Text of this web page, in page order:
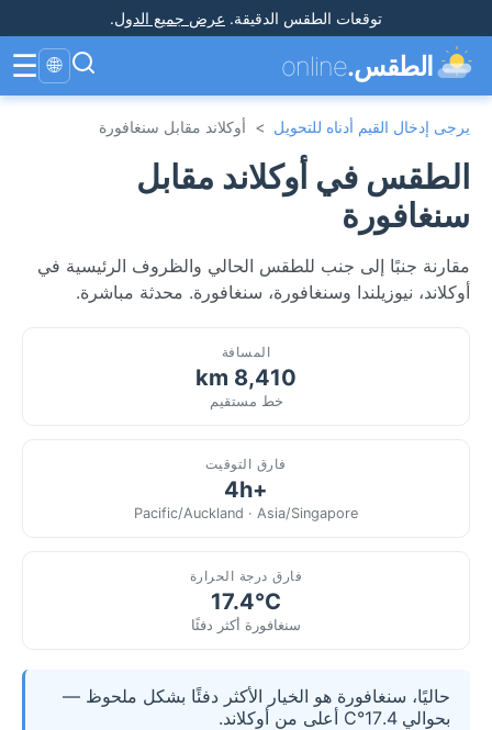
توقعات الطقس الدقيقة. عرض جميع الدول.
الطقس.online
🌐
☰
يرجى إدخال القيم أدناه للتحويل > أوكلاند مقابل سنغافورة
الطقس في أوكلاند مقابل
سنغافورة
مقارنة جنبًا إلى جنب للطقس الحالي والظروف الرئيسية في
أوكلاند، نيوزيلندا وسنغافورة، سنغافورة. محدثة مباشرة.
المسافة
8,410 km
خط مستقيم
فارق التوقيت
+4h
Pacific/Auckland · Asia/Singapore
فارق درجة الحرارة
17.4°C
سنغافورة أكثر دفئًا
حاليًا، سنغافورة هو الخيار الأكثر دفئًا بشكل ملحوظ —
بحوالي 17.4°C أعلى من أوكلاند.